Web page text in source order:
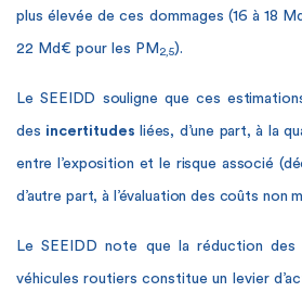
plus élevée de ces dommages (16 à 18
22 Md€ pour les PM 2,5).
Le SEEIDD souligne que ces
des incertitudes liées, d’une part, à la
entre l’exposition et le risque associé
d’autre part, à l’évaluation des coûts non
Le SEEIDD note que la réduction des
véhicules routiers constitue un levier